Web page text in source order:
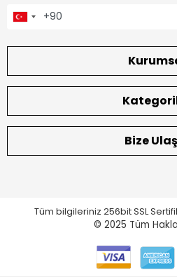
Bize
Tüm bilgileriniz 256bit SSL
© 2025 Tüm